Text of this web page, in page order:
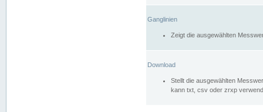
Ganglinien
Zeigt die ausgewählten
Download
Stellt die ausgewählten
kann txt, csv oder zrxp